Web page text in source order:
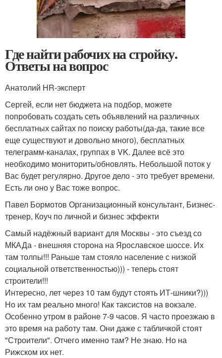
Где найти рабочих на стройку.
Ответы на вопрос
Анатолий HR-эксперт
Сергей, если нет бюджета на подбор, можете
попробовать создать сеть объявлений на различных
бесплатных сайтах по поиску работы(да-да, такие все
еще существуют и довольно много), бесплатных
телеграмм-каналах, группах в VK. Далее всё это
необходимо мониторить/обновлять. Небольшой поток у
Вас будет регулярно. Другое дело - это требует времени.
Есть ли оно у Вас тоже вопрос.
Павел Бормотов Организационный консультант, Бизнес-
тренер, Коуч по личной и бизнес эффекти
Самый надёжный вариант для Москвы - это съезд со
МКАДа - внешняя сторона на Ярославское шоссе. Их
там толпы!!! Раньше там стояло население с низкой
социальной ответственностью))) - теперь стоят
строители!!!
Интересно, лет через 10 там будут стоять ИТ-шники?)))
Но их там реально много! Как таксистов на вокзале.
Особенно утром в районе 7-9 часов. Я часто проезжаю в
это время на работу там. Они даже с табличкой стоят
"Строители". Отчего именно там? Не знаю. Но на
Рижском их нет.